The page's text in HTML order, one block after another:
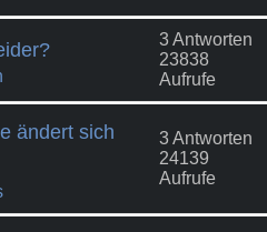
3 Antworten
23838
Aufrufe
ändert sich
3 Antworten
24139
Aufrufe